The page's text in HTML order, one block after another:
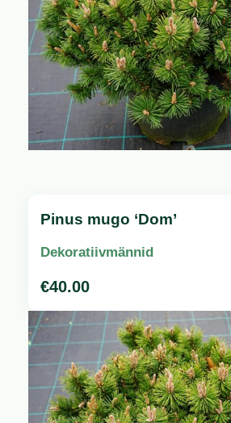
Pinus mugo ‘Dom’
Dekoratiivmännid
€40.00